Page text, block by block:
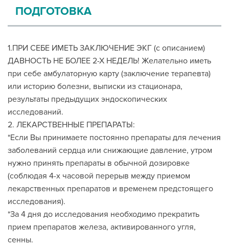
ПОДГОТОВКА
1.ПРИ СЕБЕ ИМЕТЬ ЗАКЛЮЧЕНИЕ ЭКГ (с описанием)
ДАВНОСТЬ НЕ БОЛЕЕ 2-Х НЕДЕЛЬ! Желательно иметь
при себе амбулаторную карту (заключение терапевта)
или историю болезни, выписки из стационара,
результаты предыдущих эндоскопических
исследований.
2. ЛЕКАРСТВЕННЫЕ ПРЕПАРАТЫ:
*Если Вы принимаете постоянно препараты для лечения
заболеваний сердца или снижающие давление, утром
нужно принять препараты в обычной дозировке
(соблюдая 4-х часовой перерыв между приемом
лекарственных препаратов и временем предстоящего
исследования).
*За 4 дня до исследования необходимо прекратить
прием препаратов железа, активированного угля,
сенны.